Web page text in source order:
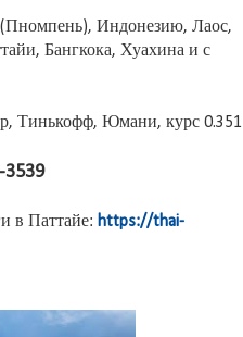
Индонезию, Лаос,
Бангкока, Хуахина и с
Тинькофф, Юмани, курс 0.351
в Паттайе: https://thai-